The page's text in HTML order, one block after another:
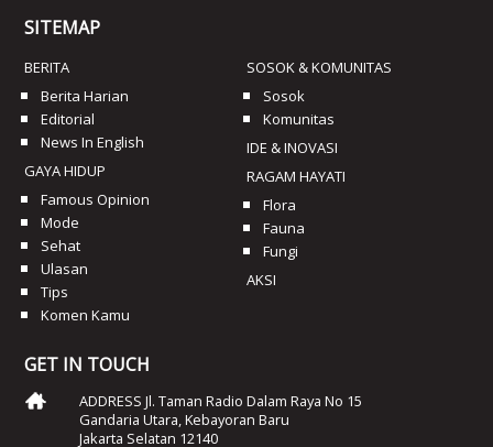
SITEMAP
BERITA
Berita Harian
Editorial
News In English
GAYA HIDUP
Famous Opinion
Mode
Sehat
Ulasan
Tips
Komen Kamu
SOSOK & KOMUNITAS
Sosok
Komunitas
IDE & INOVASI
RAGAM HAYATI
Flora
Fauna
Fungi
AKSI
GET IN TOUCH
ADDRESS Jl. Taman Radio Dalam Raya No 15
Gandaria Utara, Kebayoran Baru
Jakarta Selatan 12140